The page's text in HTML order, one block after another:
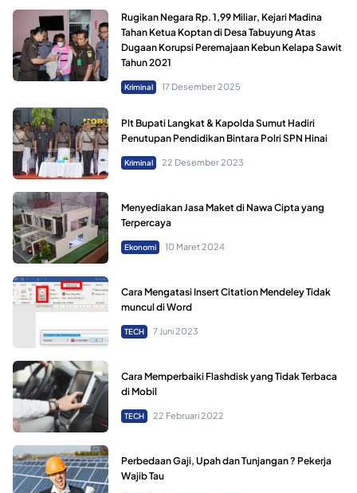
Rugikan Negara Rp. 1,99 Miliar, Kejari Madina
Tahan Ketua Koptan di Desa Tabuyung Atas
Dugaan Korupsi Peremajaan Kebun Kelapa Sawit
Tahun 2021
Kriminal 17 Desember 2025
Plt Bupati Langkat & Kapolda Sumut Hadiri
Penutupan Pendidikan Bintara Polri SPN Hinai
Kriminal 22 Desember 2023
Menyediakan Jasa Maket di Nawa Cipta yang
Terpercaya
Ekonomi 10 Maret 2024
Cara Mengatasi Insert Citation Mendeley Tidak
muncul di Word
TECH 7 Juni 2023
Cara Memperbaiki Flashdisk yang Tidak Terbaca
di Mobil
TECH 22 Februari 2022
Perbedaan Gaji, Upah dan Tunjangan ? Pekerja
Wajib Tau